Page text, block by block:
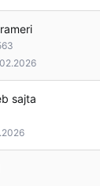
sajta